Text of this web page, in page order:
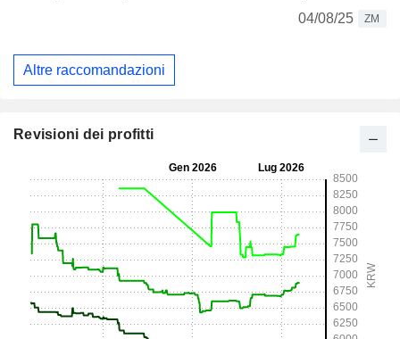
04/08/25
ZM
Altre raccomandazioni
Revisioni dei profitti